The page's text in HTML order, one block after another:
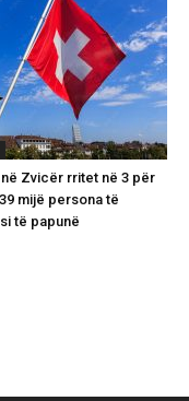
Zvicër rritet në 3 për
mijë persona të
të papunë